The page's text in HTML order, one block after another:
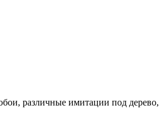
различные имитации под